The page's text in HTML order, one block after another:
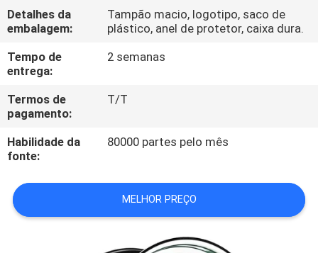
DA
QUALIDADE
CONTACTE-
NOS
PEÇA
CITAÇÕES
Detalhes da
embalagem:
Tampão macio, logotipo, saco de
plástico, anel de protetor, caixa dura.
Tempo de
entrega:
2 semanas
Termos de
pagamento:
T/T
Habilidade da
fonte:
80000 partes pelo mês
MELHOR PREÇO